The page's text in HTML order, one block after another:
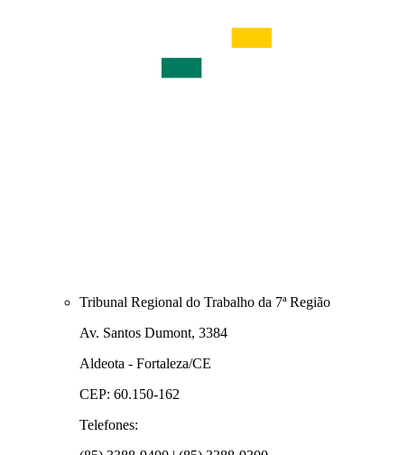
Tribunal Regional do Trabalho da 7ª Região
Av. Santos Dumont, 3384
Aldeota - Fortaleza/CE
CEP: 60.150-162
Telefones: